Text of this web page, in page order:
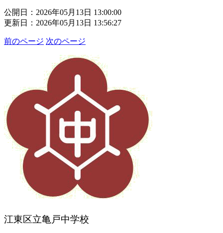
公開日：2026年05月13日 13:00:00
更新日：2026年05月13日 13:56:27
前のページ 次のページ
江東区立亀戸中学校